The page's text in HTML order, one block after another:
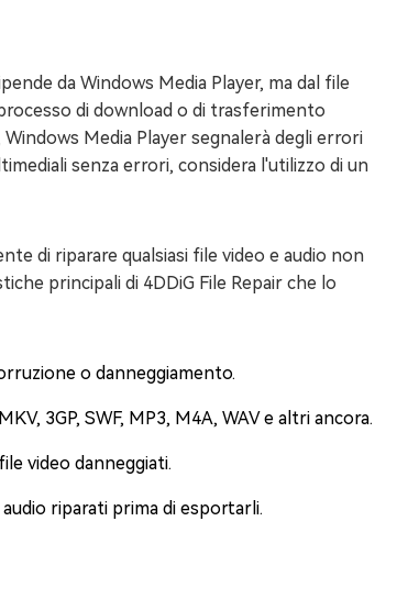
da Windows Media Player, ma dal file
di download o di trasferimento
Media Player segnalerà degli errori
senza errori, considera l'utilizzo di un
di riparare qualsiasi file video e audio non
principali di 4DDiG File Repair che lo
o danneggiamento.
3GP, SWF, MP3, M4A, WAV e altri ancora.
video danneggiati.
riparati prima di esportarli.